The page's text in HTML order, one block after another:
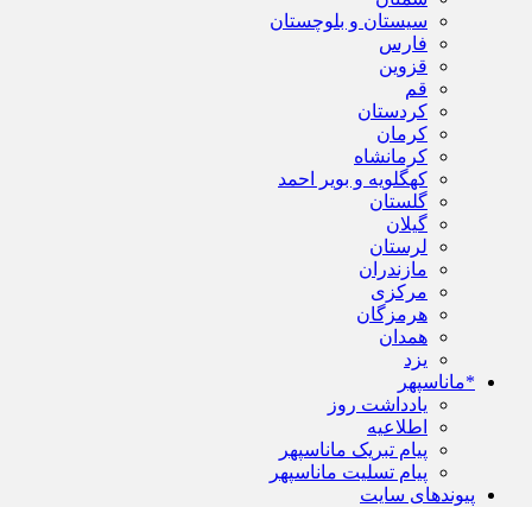
سیستان و بلوچستان
فارس
قزوین
قم
کردستان
کرمان
کرمانشاه
کهگلویه و بویر احمد
گلستان
گیلان
لرستان
مازندران
مرکزی
هرمزگان
همدان
یزد
*ماناسپهر
یادداشت روز
اطلاعیه
پیام تبریک ماناسپهر
پیام تسلیت ماناسپهر
پیوندهای سایت